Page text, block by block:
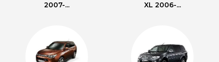
2007-...
XL 2006-...